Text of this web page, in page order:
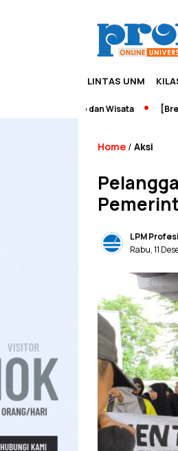
LINTAS UNM
dan Wisata [Breaking
Home / Aksi
LPM Profesi
Rabu, 11